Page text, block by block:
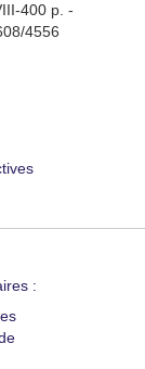
400 p. -
4556
: